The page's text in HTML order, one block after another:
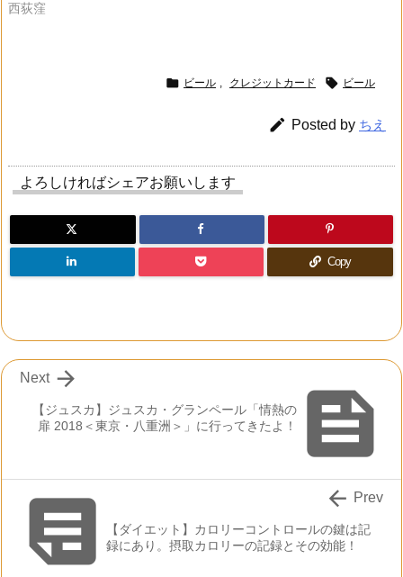
西荻窪
 ビール , クレジットカード  ビール
 Posted by ちえ
よろしければシェアお願いします
Copy

【ジュスカ】ジュスカ・グランペール「情熱の
扉 2018＜東京・八重洲＞」に行ってきたよ！

Next
 【ダイエット】カロリーコントロールの鍵は記
録にあり。摂取カロリーの記録とその効能！
 Prev